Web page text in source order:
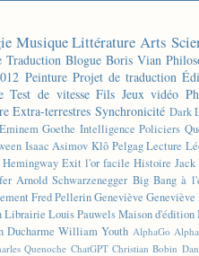
Musique Littérature Arts
Traduction Blogue Boris Vian
Peinture Projet de traduction
Test de vitesse Fils Jeux vidéo
Extra-terrestres Synchronicité Dark
Eminem Goethe Intelligence Policiers
Isaac Asimov Klô Pelgag Lecture
Hemingway Exit l'or facile Histoire Jack
Arnold Schwarzenegger Big Bang à
Fred PellerinGeneviève Geneviève
Librairie Louis PauwelsMaison d'édition
Ducharme William Youth AlphaGo
Quenoche ChatGPT Christian Bobin